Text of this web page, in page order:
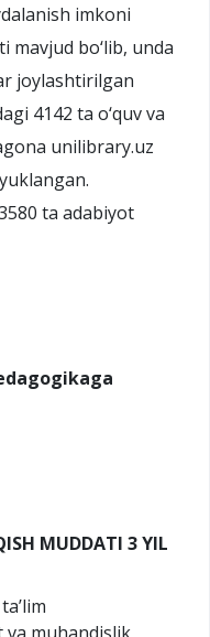
imkoni
mavjud bo‘lib, unda
joylashtirilgan
4142 ta o‘quv va
unilibrary.uz
ta adabiyot
MUDDATI 3 YIL